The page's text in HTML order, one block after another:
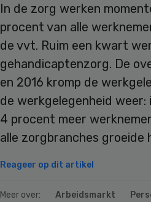
In de zorg werken
procent van alle
de vvt. Ruim een kwart
gehandicaptenzorg. De
en 2016 kromp de
de werkgelegenheid
4 procent meer
alle zorgbranches groeide
Reageer op dit artikel
Meer over: Arbeidsmarkt